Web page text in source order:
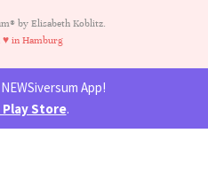
by Elisabeth Koblitz.
♥ in Hamburg
App!
Store.